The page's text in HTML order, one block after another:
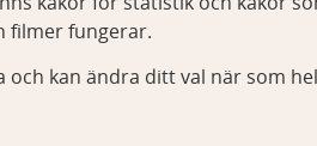
filmer fungerar.
och kan ändra ditt val när som